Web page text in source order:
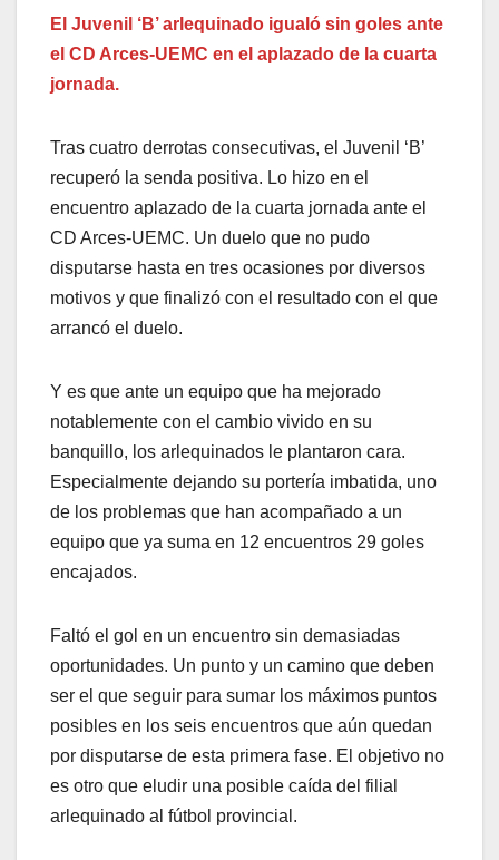
El Juvenil ‘B’ arlequinado igualó sin goles ante
el CD Arces-UEMC en el aplazado de la cuarta
jornada.
Tras cuatro derrotas consecutivas, el Juvenil ‘B’
recuperó la senda positiva. Lo hizo en el
encuentro aplazado de la cuarta jornada ante el
CD Arces-UEMC. Un duelo que no pudo
disputarse hasta en tres ocasiones por diversos
motivos y que finalizó con el resultado con el que
arrancó el duelo.
Y es que ante un equipo que ha mejorado
notablemente con el cambio vivido en su
banquillo, los arlequinados le plantaron cara.
Especialmente dejando su portería imbatida, uno
de los problemas que han acompañado a un
equipo que ya suma en 12 encuentros 29 goles
encajados.
Faltó el gol en un encuentro sin demasiadas
oportunidades. Un punto y un camino que deben
ser el que seguir para sumar los máximos puntos
posibles en los seis encuentros que aún quedan
por disputarse de esta primera fase. El objetivo no
es otro que eludir una posible caída del filial
arlequinado al fútbol provincial.